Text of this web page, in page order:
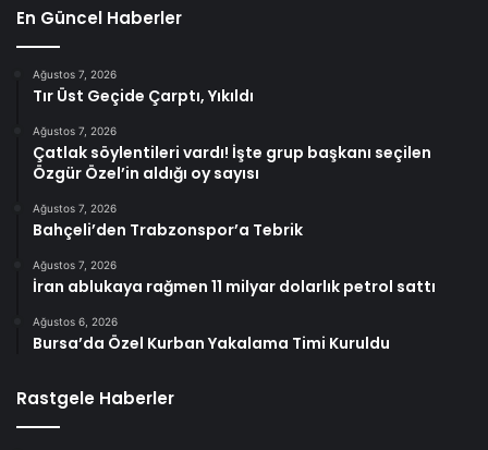
En Güncel Haberler
Ağustos 7, 2026
Tır Üst Geçide Çarptı, Yıkıldı
Ağustos 7, 2026
Çatlak söylentileri vardı! İşte grup başkanı seçilen
Özgür Özel’in aldığı oy sayısı
Ağustos 7, 2026
Bahçeli’den Trabzonspor’a Tebrik
Ağustos 7, 2026
İran ablukaya rağmen 11 milyar dolarlık petrol sattı
Ağustos 6, 2026
Bursa’da Özel Kurban Yakalama Timi Kuruldu
Rastgele Haberler